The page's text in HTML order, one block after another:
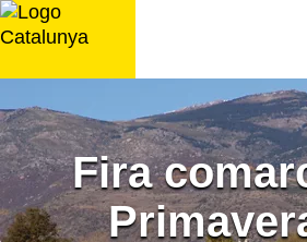
Saltar
al
Fira